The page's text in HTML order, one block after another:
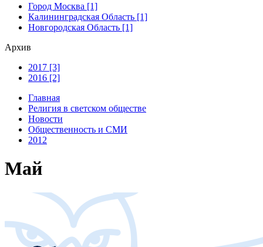
Город Москва [1]
Калининградская Область [1]
Новгородская Область [1]
Архив
2017 [3]
2016 [2]
Главная
Религия в светском обществе
Новости
Общественность и СМИ
2012
Май